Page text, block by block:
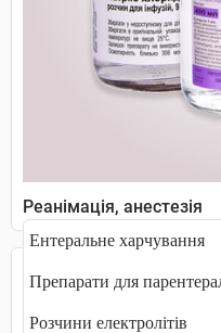
Реанімація, анестезія
Ентеральне харчування
Препарати для
Розчини електролітів